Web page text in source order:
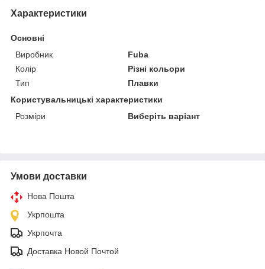
Характеристики
Основні
Виробник
Fuba
Колір
Різні кольори
Тип
Плавки
Користувальницькі характеристики
Розміри
Виберіть варіант
Умови доставки
Нова Пошта
Укрпошта
Укрпочта
Доставка Новой Почтой